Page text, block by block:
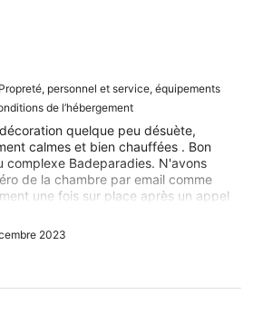
personnel et service, équipements
de l’hébergement
quelque peu désuète,
calmes et bien chauffées . Bon
complexe Badeparadies. N'avons
de la chambre par email comme
une fois sur place après un appel
2023